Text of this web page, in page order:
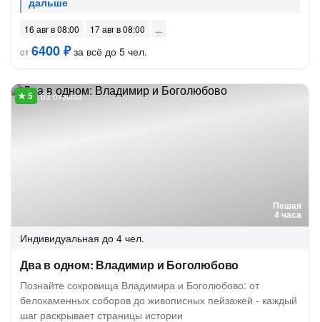
16 авг в 08:00
17 авг в 08:00
от6400 ₽за всё до 5 чел.
Пешая
4 часа
63 отзыва
Индивидуальная до 4 чел.
Два в одном: Владимир и Боголюбово
Познайте сокровища Владимира и Боголюбово: от
белокаменных соборов до живописных пейзажей - каждый
шаг раскрывает страницы истории